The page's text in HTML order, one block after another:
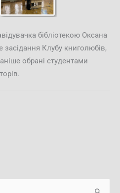
бібліотекою Оксана
засідання Клубу книголюбів,
обрані студентами